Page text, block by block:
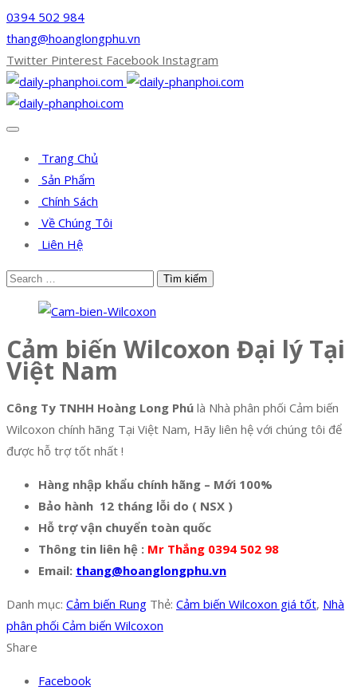
0394 502 984
thang@hoanglongphu.vn
Twitter Pinterest Facebook Instagram
Trang Chủ
Sản Phẩm
Chính Sách
Về Chúng Tôi
Liên Hệ
Cảm biến Wilcoxon Đại lý Tại
Việt Nam
Công Ty TNHH Hoàng Long Phú là Nhà phân phối Cảm biến
Wilcoxon chính hãng Tại Việt Nam, Hãy liên hệ với chúng tôi để
được hỗ trợ tốt nhất !
Hàng nhập khẩu chính hãng – Mới 100%
Bảo hành 12 tháng lỗi do ( NSX )
Hỗ trợ vận chuyển toàn quốc
Thông tin liên hệ : Mr Thắng 0394 502 98
Email: thang@hoanglongphu.vn
Danh mục: Cảm biến Rung Thẻ: Cảm biến Wilcoxon giá tốt, Nhà
phân phối Cảm biến Wilcoxon
Share
Facebook